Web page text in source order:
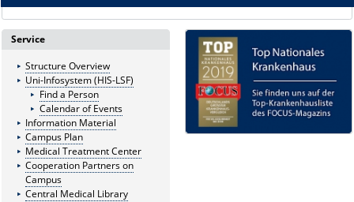
Service
Structure Overview
Uni-Infosystem (HIS-LSF)
Find a Person
Calendar of Events
Information Material
Campus Plan
Medical Treatment Center
Cooperation Partners on
Campus
Central Medical Library